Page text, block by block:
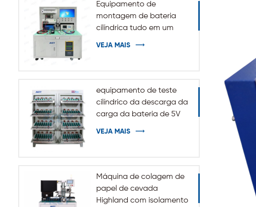
Equipamento de
montagem de bateria
cilíndrica tudo em um
VEJA MAIS
equipamento de teste
cilíndrico da descarga da
carga da bateria de 5V
VEJA MAIS
Máquina de colagem de
papel de cevada
Highland com isolamento